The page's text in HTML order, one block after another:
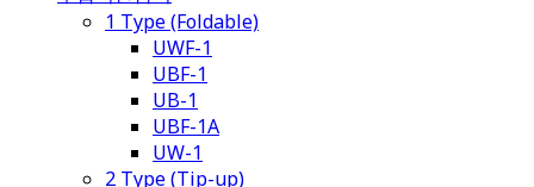
1 Type (Foldable)
UWF-1
UBF-1
UB-1
UBF-1A
UW-1
2 Type (Tip-up)